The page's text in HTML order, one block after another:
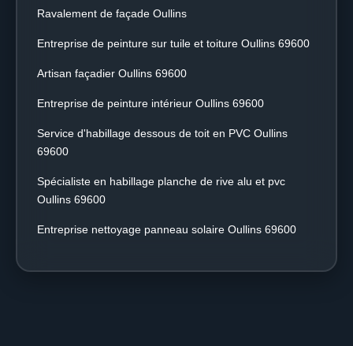
Ravalement de façade Oullins
Entreprise de peinture sur tuile et toiture Oullins 69600
Artisan façadier Oullins 69600
Entreprise de peinture intérieur Oullins 69600
Service d'habillage dessous de toit en PVC Oullins
69600
Spécialiste en habillage planche de rive alu et pvc
Oullins 69600
Entreprise nettoyage panneau solaire Oullins 69600